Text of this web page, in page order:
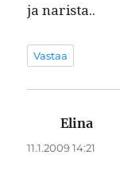
ja narista..
Vastaa
Elina
11.1.2009 14:21